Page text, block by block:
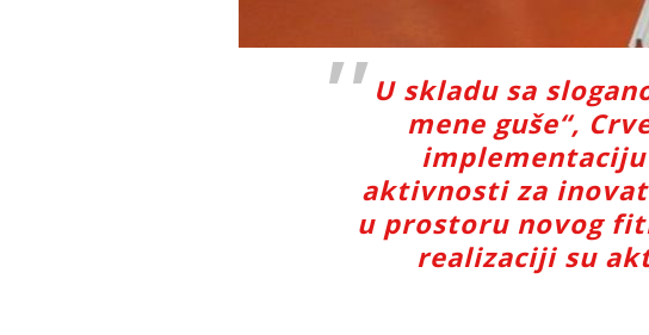
U skladu sa
mene guše“,
aktivnosti za
u prostoru novog
realizaciji su